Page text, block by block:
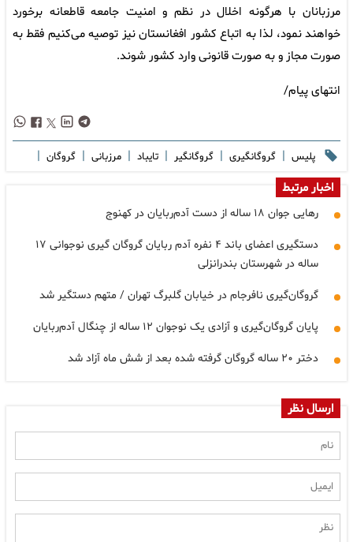
مرزبانان با هرگونه اخلال در نظم و امنیت جامعه قاطعانه برخورد
خواهند نمود، لذا به اتباع کشور افغانستان نیز توصیه می‌کنیم فقط به
صورت مجاز و به صورت قانونی وارد کشور شوند.
انتهای پیام/
پلیس | گروگانگیری | گروگانگیر | تایباد | مرزبانی | گروگان |
اخبار مرتبط
رهایی جوان ۱۸ ساله از دست آدم‌ربایان در کهنوج
دستگیری اعضای باند ۴ نفره آدم ربایان گروگان گیری نوجوانی ۱۷
ساله در شهرستان بندرانزلی
گروگان‌گیری نافرجام در خیابان گلبرگ تهران / متهم دستگیر شد
پایان گروگان‌گیری و آزادی یک نوجوان ۱۲ ساله از چنگال آدم‌ربایان
دختر ۲۰ ساله گروگان گرفته شده بعد از شش ماه آزاد شد
ارسال نظر